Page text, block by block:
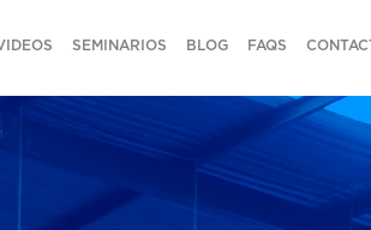
SEMINARIOS BLOG FAQS